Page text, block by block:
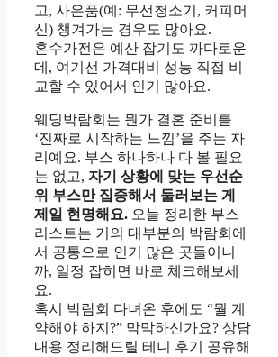
고, 사은품(예: 무선청소기, 커피머
신) 챙겨가는 경우도 많아요.
혼수가전은 예산 잡기도 까다로운
데, 여기선 가격대비 성능 직접 비
교할 수 있어서 인기 많아요.
웨딩박람회는 뭔가 결혼 준비를
‘진짜로 시작하는 느낌’을 주는 자
리예요. 부스 하나하나 다 볼 필요
는 없고, 자기 상황에 맞는 우선순
위 부스만 집중해서 둘러보는 게
제일 현명해요. 오늘 정리한 부스
리스트는 거의 대부분의 박람회에
서 공통으로 인기 많은 곳들이니
까, 일정 잡히면 바로 체크해보세
요.
혹시 박람회 다녀온 후에도 “뭘 계
약해야 하지?” 막막하신가요? 상담
내용 정리해드릴 테니 후기 공유해